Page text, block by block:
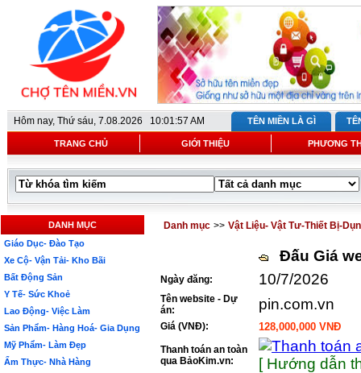
Hôm nay, Thứ sáu, 7.08.2026 10:01:57 AM TÊN MIỀN LÀ GÌ
TRANG CHỦ GIỚI THIỆU PHƯƠNG
DANH MỤC
Giáo Dục- Đào Tạo
Xe Cộ- Vận Tải- Kho Bãi
Bất Động Sản
Y Tế- Sức Khoẻ
Lao Động- Việc Làm
Sản Phẩm- Hàng Hoá- Gia Dụng
Mỹ Phẩm- Làm Đẹp
Ẩm Thực- Nhà Hàng
Danh mục >> Vật Liệu- Vật Tư-Thiết Bị-
Đấu Giá
Ngày đăng: 10/7/2026
Tên website - Dự
án:
pin.com.vn
Giá (VNĐ): 128,000,000 VNĐ
Thanh toán an toàn
qua BảoKim.vn:
[ Hướng dẫn